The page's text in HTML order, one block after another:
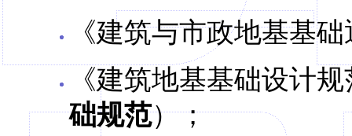
《建筑与市政地基基
《建筑地基基础设计
础规范）；